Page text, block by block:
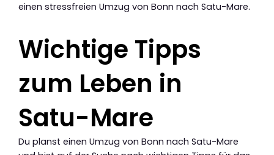
einen stressfreien Umzug von Bonn nach Satu-Mare.
Wichtige Tipps
zum Leben in
Satu-Mare
Du planst einen Umzug von Bonn nach Satu-Mare